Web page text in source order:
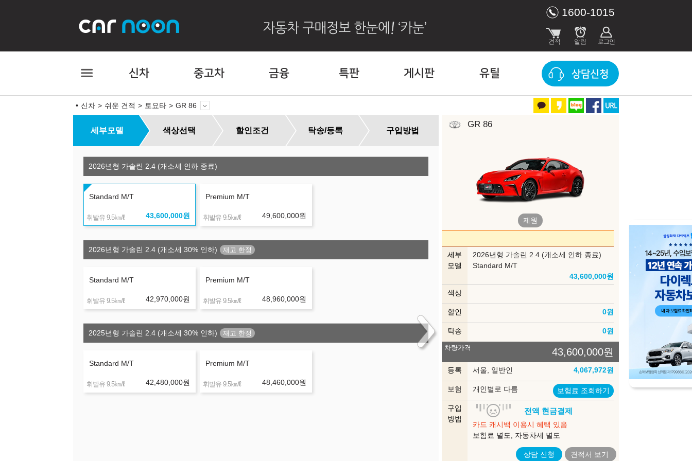
1600-1015
신차 중고차 금융 특판 게시판 유틸 상담신청
신차 쉬운 견적 토요타 GR 86
세부모델 색상선택 할인조건 탁송/등록 구입방법
2026년형 가솔린 2.4 (개소세 인하 종료)
Standard M/T
휘발유 9.5㎞/ℓ 43,600,000원
Premium M/T
휘발유 9.5㎞/ℓ 49,600,000원
2026년형 가솔린 2.4 (개소세 30% 인하)
Standard M/T
휘발유 9.5㎞/ℓ 42,970,000원
Premium M/T
휘발유 9.5㎞/ℓ 48,960,000원
2025년형 가솔린 2.4 (개소세 30% 인하)
Standard M/T
휘발유 9.5㎞/ℓ 42,480,000원
Premium M/T
휘발유 9.5㎞/ℓ 48,460,000원
Ignition Red Magnetite Gray Metallic
Crystal White Pearl
내장 색상
Black
색상은 세부모델에 따라 적용되지 않는 것이 포함되어 있을 수 있으며, 내장색상
GR 86
제원
세부
모델
2026년형 가솔린 2.4 (개소세 인하 종료)
Standard M/T
43,600,000원
색상
할인 0원
탁송 0원
차량가격 43,600,000원
등록 서울, 일반인 4,067,972원
보험 개인별로 다름 보험료 조회하기
구입
방법
전액 현금결제
카드 캐시백 이용시 혜택 있음
보험료 별도, 자동차세 별도
상담 신청 견적서 보기